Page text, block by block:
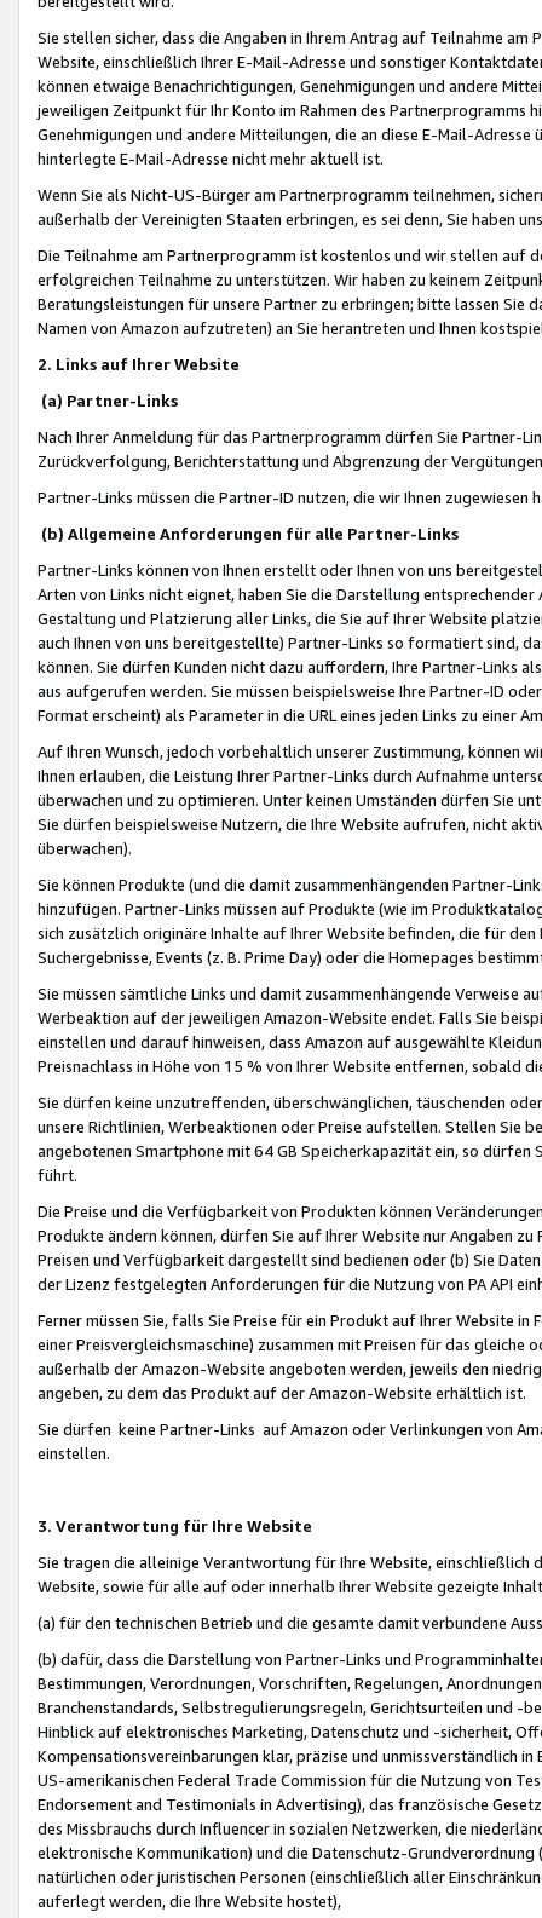
Sie stellen sicher, dass die Angaben in Ihrem Antrag auf Teilnahme
Website, einschließlich Ihrer E-Mail-Adresse und sonstiger
können etwaige Benachrichtigungen, Genehmigungen und andere
jeweiligen Zeitpunkt für Ihr Konto im Rahmen des Partnerprogramms
Genehmigungen und andere Mitteilungen, die an diese E-Mail-
hinterlegte E-Mail-Adresse nicht mehr aktuell ist.
Wenn Sie als Nicht-US-Bürger am Partnerprogramm teilnehmen,
außerhalb der Vereinigten Staaten erbringen, es sei denn, Sie haben
Die Teilnahme am Partnerprogramm ist kostenlos und wir stellen auf
erfolgreichen Teilnahme zu unterstützen. Wir haben zu keinem
Beratungsleistungen für unsere Partner zu erbringen; bitte lassen Sie
Namen von Amazon aufzutreten) an Sie herantreten und Ihnen
2. Links auf Ihrer Website
(a) Partner-Links
Nach Ihrer Anmeldung für das Partnerprogramm dürfen Sie Partner-
Zurückverfolgung, Berichterstattung und Abgrenzung der
Partner-Links müssen die Partner-ID nutzen, die wir Ihnen zugewiesen
(b) Allgemeine Anforderungen für alle Partner-Links
Partner-Links können von Ihnen erstellt oder Ihnen von uns
Arten von Links nicht eignet, haben Sie die Darstellung
Gestaltung und Platzierung aller Links, die Sie auf Ihrer Website
auch Ihnen von uns bereitgestellte) Partner-Links so formatiert sind,
können. Sie dürfen Kunden nicht dazu auffordern, Ihre Partner-Links
aus aufgerufen werden. Sie müssen beispielsweise Ihre Partner-ID
Format erscheint) als Parameter in die URL eines jeden Links zu einer
Auf Ihren Wunsch, jedoch vorbehaltlich unserer Zustimmung, können
Ihnen erlauben, die Leistung Ihrer Partner-Links durch Aufnahme
überwachen und zu optimieren. Unter keinen Umständen dürfen Sie
Sie dürfen beispielsweise Nutzern, die Ihre Website aufrufen, nicht
überwachen).
Sie können Produkte (und die damit zusammenhängenden Partner-
hinzufügen. Partner-Links müssen auf Produkte (wie im
sich zusätzlich originäre Inhalte auf Ihrer Website befinden, die für
Suchergebnisse, Events (z. B. Prime Day) oder die Homepages
Sie müssen sämtliche Links und damit zusammenhängende
Werbeaktion auf der jeweiligen Amazon-Website endet. Falls Sie
einstellen und darauf hinweisen, dass Amazon auf ausgewählte
Preisnachlass in Höhe von 15 % von Ihrer Website entfernen, sobald
Sie dürfen keine unzutreffenden, überschwänglichen, täuschenden
unsere Richtlinien, Werbeaktionen oder Preise aufstellen. Stellen Sie
angebotenen Smartphone mit 64 GB Speicherkapazität ein, so dürfen
führt.
Die Preise und die Verfügbarkeit von Produkten können
Produkte ändern können, dürfen Sie auf Ihrer Website nur Angaben
Preisen und Verfügbarkeit dargestellt sind bedienen oder (b) Sie
der Lizenz festgelegten Anforderungen für die Nutzung von PA API
Ferner müssen Sie, falls Sie Preise für ein Produkt auf Ihrer Website
einer Preisvergleichsmaschine) zusammen mit Preisen für das
außerhalb der Amazon-Website angeboten werden, jeweils den
angeben, zu dem das Produkt auf der Amazon-Website erhältlich ist.
Sie dürfen keine Partner-Links auf Amazon oder Verlinkungen von
einstellen.
3. Verantwortung für Ihre Website
Sie tragen die alleinige Verantwortung für Ihre Website,
Website, sowie für alle auf oder innerhalb Ihrer Website gezeigte
(a) für den technischen Betrieb und die gesamte damit verbundene
(b) dafür, dass die Darstellung von Partner-Links und
Bestimmungen, Verordnungen, Vorschriften, Regelungen,
Branchenstandards, Selbstregulierungsregeln, Gerichtsurteilen und -
Hinblick auf elektronisches Marketing, Datenschutz und -sicherheit,
Kompensationsvereinbarungen klar, präzise und unmissverständlich
US-amerikanischen Federal Trade Commission für die Nutzung von
Endorsement and Testimonials in Advertising), das französische
des Missbrauchs durch Influencer in sozialen Netzwerken, die
elektronische Kommunikation) und die Datenschutz-
natürlichen oder juristischen Personen (einschließlich aller
auferlegt werden, die Ihre Website hostet),